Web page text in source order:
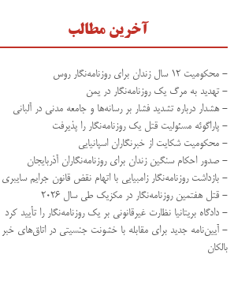
آخرین مطالب
- محکومیت ۱۲ سال زندان برای روزنامه‌نگار روس
- تهدید به مرگ یک روزنامه‌نگار در یمن
- هشدار درباره تشدید فشار بر رسانه‌ها و جامعه مدنی در آلبانی
- پاراگوئه مسئولیت قتل یک روزنامه‌نگار را پذیرفت
- محکومیت شکایت از خبرنگاران اسپانیایی
- صدور احکام سنگین زندان برای روزنامه‌نگاران آذربایجان
- بازداشت روزنامه‌نگار زامبیایی با اتهام نقض قانون جرایم سایبری
- قتل هفتمین روزنامه‌نگار در مکزیک طی سال ۲۰۲۶
- دادگاه بریتانیا نظارت غیرقانونی بر یک روزنامه‌نگار را تأیید کرد
- آیین‌نامه جدید برای مقابله با خشونت جنسیتی در اتاق‌های خبر
بالکان